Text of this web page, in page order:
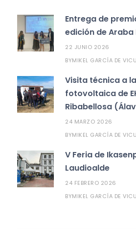
Entrega de
edición de Araba
22 JUNIO 2026
BYMIKEL GARCÍA DE
Visita técnica a
fotovoltaica de
Ribabellosa
24 MARZO 2026
BYMIKEL GARCÍA DE
V Feria de
Laudioalde
24 FEBRERO 2026
BYMIKEL GARCÍA DE